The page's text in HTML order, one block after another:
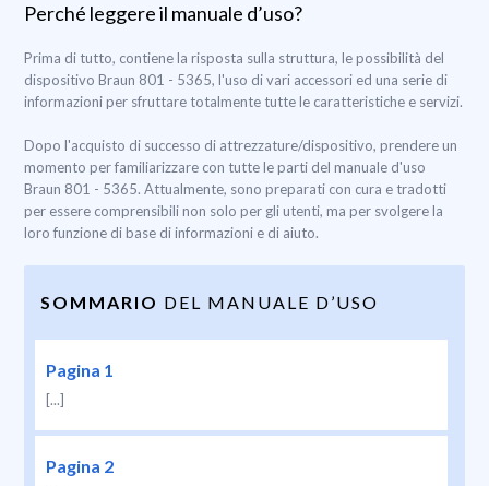
Perché leggere il manuale d’uso?
Prima di tutto, contiene la risposta sulla struttura, le possibilità del
dispositivo Braun 801 - 5365, l'uso di vari accessori ed una serie di
informazioni per sfruttare totalmente tutte le caratteristiche e servizi.
Dopo l'acquisto di successo di attrezzature/dispositivo, prendere un
momento per familiarizzare con tutte le parti del manuale d'uso
Braun 801 - 5365. Attualmente, sono preparati con cura e tradotti
per essere comprensibili non solo per gli utenti, ma per svolgere la
loro funzione di base di informazioni e di aiuto.
SOMMARIO DEL MANUALE D’USO
Pagina 1
[...]
Pagina 2